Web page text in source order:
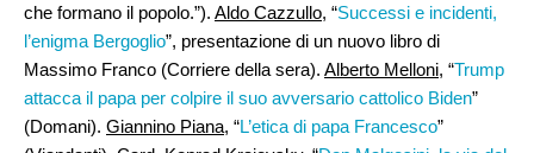
che formano il popolo.”). Aldo Cazzullo, “Successi e incidenti,
l’enigma Bergoglio”, presentazione di un nuovo libro di
Massimo Franco (Corriere della sera). Alberto Melloni, “Trump
attacca il papa per colpire il suo avversario cattolico Biden”
(Domani). Giannino Piana, “L’etica di papa Francesco”